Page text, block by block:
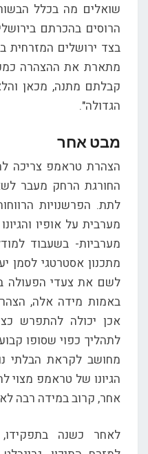
שואלים מה בכלל
הרוסים בהכרתם
בצד ירושלים המזרחית
מתארת את ההצהרה
קבלתם מתנה, מכאן
הגדולה".
מבט אחר
הצהרת טראמפ צריכה
החורגת הרחק מעבר
לתת. הפרשנויות
מערבית על אופיו
מערביות- בשעבוד
מתכנון אסטרטגי לסמן
לשם את צעדי הפעולה
באמות מידה אלה,
אכן יכולה להתפרש
לתהליך כפוי שסופו
מחושב לקראת הבלתי
הגיונו של טראמפ מצוי
אחר, קרוב במידה רבה
לאחר כשנה בתפקידו,